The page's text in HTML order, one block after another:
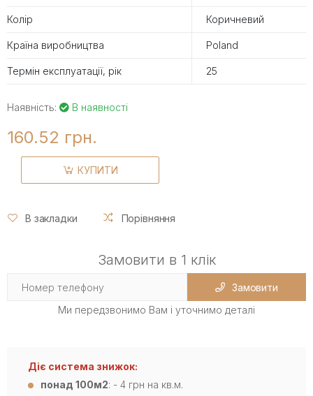
Колір Коричневий
Країна виробництва Poland
Термін експлуатації, рік 25
Наявність: В наявності
160.52 грн.
КУПИТИ
В закладки Порівняння
Замовити в 1 клік
Замовити
Ми передзвонимо Вам і уточнимо деталі
Діє система знижок:
понад 100м2: - 4 грн на кв.м.